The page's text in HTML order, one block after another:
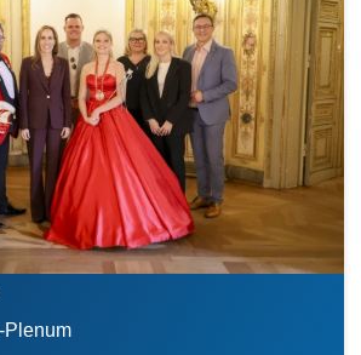
Plenum